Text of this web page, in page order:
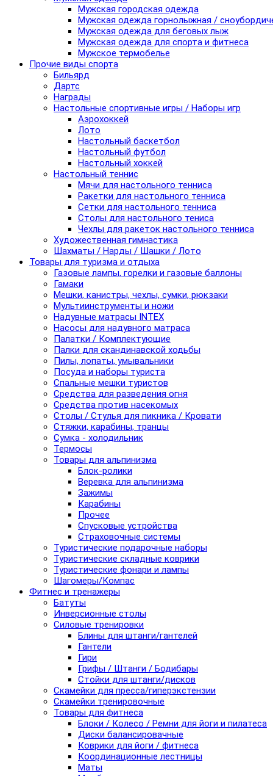
Мужская городская одежда
Мужская одежда горнолыжная /
Мужская одежда для беговых лыж
Мужская одежда для спорта и фитнеса
Мужское термобелье
Прочие виды спорта
Бильярд
Дартс
Награды
Настольные спортивные игры / Наборы игр
Аэрохоккей
Лото
Настольный баскетбол
Настольный футбол
Настольный хоккей
Настольный теннис
Мячи для настольного тенниса
Ракетки для настольного тенниса
Сетки для настольного тенниса
Столы для настольного тениса
Чехлы для ракеток настольного тенниса
Художественная гимнастика
Шахматы / Нарды / Шашки / Лото
Товары для туризма и отдыха
Газовые лампы, горелки и газовые баллоны
Гамаки
Мешки, канистры, чехлы, сумки, рюкзаки
Мультиинструменты и ножи
Надувные матрасы INTEX
Насосы для надувного матраса
Палатки / Комплектующие
Палки для скандинавской ходьбы
Пилы, лопаты, умывальники
Посуда и наборы туриста
Спальные мешки туристов
Средства для разведения огня
Средства против насекомых
Столы / Стулья для пикника / Кровати
Стяжки, карабины, транцы
Сумка - холодильник
Термосы
Товары для альпинизма
Блок-ролики
Веревка для альпинизма
Зажимы
Карабины
Прочее
Спусковые устройства
Страховочные системы
Туристические подарочные наборы
Туристические складные коврики
Туристические фонари и лампы
Шагомеры/Компас
Фитнес и тренажеры
Батуты
Инверсионные столы
Силовые тренировки
Блины для штанги/гантелей
Гантели
Гири
Грифы / Штанги / Бодибары
Стойки для штанги/дисков
Скамейки для пресса/гиперэкстензии
Скамейки тренировочные
Товары для фитнеса
Блоки / Колесо / Ремни для йоги и пилатеса
Диски балансировачные
Коврики для йоги / фитнеса
Координационные лестницы
Маты